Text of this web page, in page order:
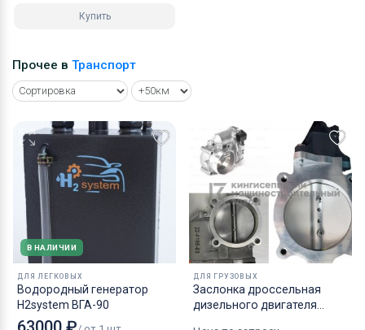
Купить
Прочее в Транспорт
В НАЛИЧИИ
ДЛЯ ЛЕГКОВЫХ
Водородный генератор
H2system ВГА-90
ДЛЯ ГРУЗОВЫХ
Заслонка дроссельная
дизельного двигателя